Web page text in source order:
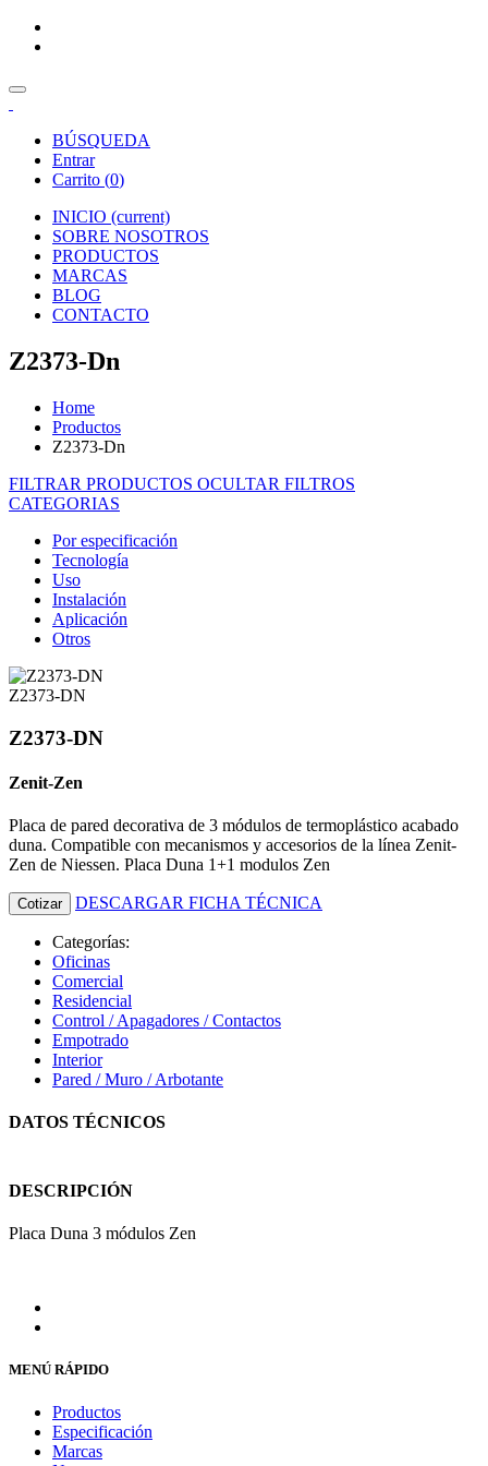
BÚSQUEDA
Entrar
Carrito (0)
INICIO (current)
SOBRE NOSOTROS
PRODUCTOS
MARCAS
BLOG
CONTACTO
Z2373-Dn
Home
Productos
Z2373-Dn
FILTRAR PRODUCTOS OCULTAR FILTROS
CATEGORIAS
Por especificación
Tecnología
Uso
Instalación
Aplicación
Otros
Z2373-DN
Z2373-DN
Zenit-Zen
Placa de pared decorativa de 3 módulos de termoplástico acabado
duna. Compatible con mecanismos y accesorios de la línea Zenit-
Zen de Niessen. Placa Duna 1+1 modulos Zen
Cotizar DESCARGAR FICHA TÉCNICA
Categorías:
Oficinas
Comercial
Residencial
Control / Apagadores / Contactos
Empotrado
Interior
Pared / Muro / Arbotante
DATOS TÉCNICOS
DESCRIPCIÓN
Placa Duna 3 módulos Zen
MENÚ RÁPIDO
Productos
Especificación
Marcas